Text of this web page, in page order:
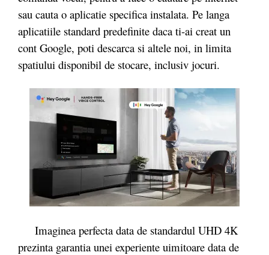
sau cauta o aplicatie specifica instalata. Pe langa
aplicatiile standard predefinite daca ti-ai creat un
cont Google, poti descarca si altele noi, in limita
spatiului disponibil de stocare, inclusiv jocuri.
Imaginea perfecta data de standardul UHD 4K
prezinta garantia unei experiente uimitoare data de